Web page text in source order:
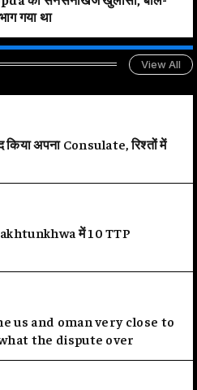
गया था
View All
अपना Consulate, रिश्तों में
में 10 TTP
us and oman very close to
the dispute over